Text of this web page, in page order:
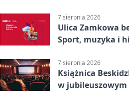
7 sierpnia 2026
Ulica Zamkowa
Sport, muzyka i
7 sierpnia 2026
Książnica
w